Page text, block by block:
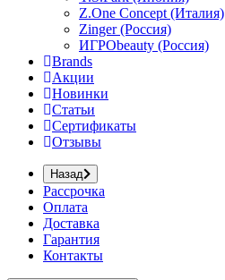
Z.One Concept (Италия)
Zinger (Россия)
ИГРОbeauty (Россия)
Brands
Акции
Новинки
Статьи
Сертификаты
Отзывы
Назад
Рассрочка
Оплата
Доставка
Гарантия
Контакты